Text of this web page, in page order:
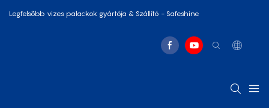
Legfelsõbb vizes palackok gyártója & Szállító - Safeshine